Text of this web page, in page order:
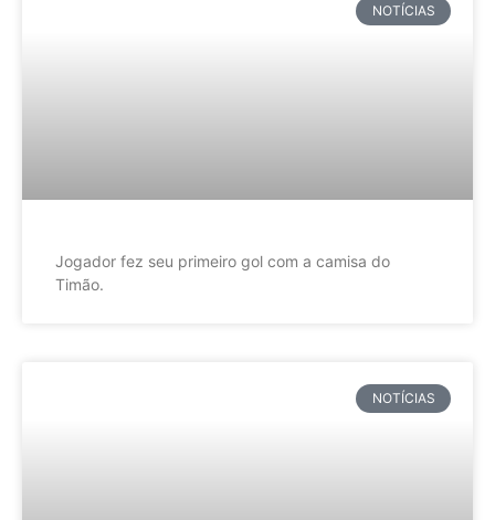
NOTÍCIAS
Jogador fez seu primeiro gol com a camisa do
Timão.
NOTÍCIAS